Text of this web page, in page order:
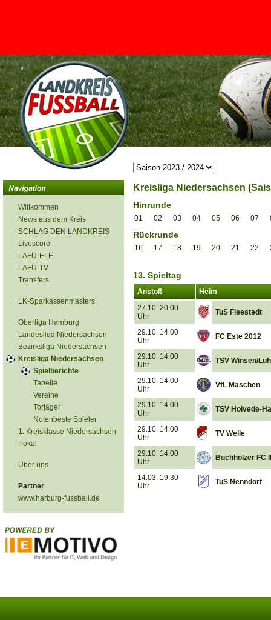
<
Willkommen
News aus dem Kreis
SCHLAG DEN LANDKREIS
Livescore
LAFU-ELF
LAFU-TV
Transfers
LK-Sparkassenmasters
Oberliga Hamburg
Landesliga Niedersachsen
Bezirksliga Niedersachsen
Kreisliga Niedersachsen
Spielberichte
Tabelle
Vereine
Torjäger
Notenbeste Spieler
1. Kreisklasse Niedersachsen
Pokal
Über uns
Partner
www.harburg-fussball.de
Kreisliga Niedersachsen
Hinrunde
01 02 03 04 05 06 07
Rückrunde
16 17 18 19 20 21 22
13. Spieltag
Anstoß
Heim
27.10. 20.00
Uhr
TuS Fleestedt
29.10. 14.00
Uhr
FC Este 2012
29.10. 14.00
Uhr
TSV Winsen/
29.10. 14.00
Uhr
VfL Maschen
29.10. 14.00
Uhr
TSV Holvede-
29.10. 14.00
Uhr
TV Welle
29.10. 14.00
Uhr
Buchholzer FC II
14.03. 19.30
Uhr
TuS Nenndorf